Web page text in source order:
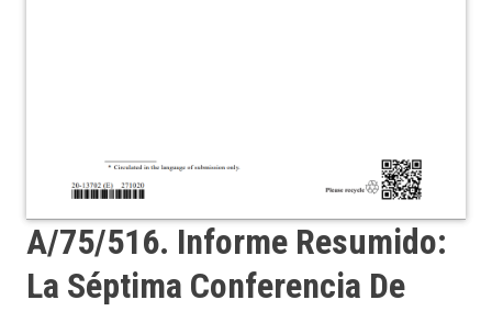
A/75/516. Informe Resumido:
La Séptima Conferencia De